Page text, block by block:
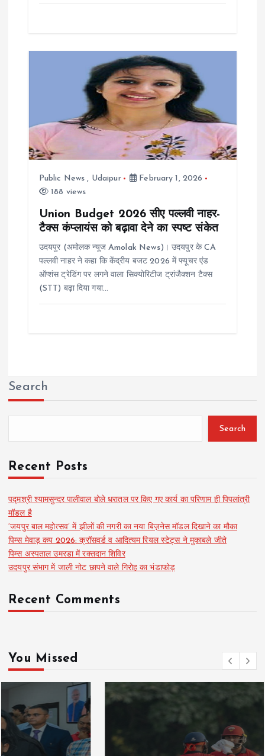
Public News , Udaipur
February 1, 2026
188 views
Union Budget 2026 सीए पल्लवी नाहर-
टैक्स कंप्लायंस को बढ़ावा देने का स्पष्ट संकेत
उदयपुर (अमोलक न्यूज Amolak News)। उदयपुर के CA
पल्लवी नाहर ने कहा कि केंद्रीय बजट 2026 में फ्यूचर एंड
ऑप्शंस ट्रेडिंग पर लगने वाला सिक्योरिटीज ट्रांजैक्शन टैक्स
(STT) बढ़ा दिया गया…
Search
Search
Recent Posts
पद्मश्री श्यामसुन्दर पालीवाल बोले धरातल पर किए गए कार्य का परिणाम ही पिपलांत्री
मॉडल है
‘जयपुर बाल महोत्सव’ में झीलों की नगरी का नया बिज़नेस मॉडल दिखाने का मौका
पिम्स मेवाड़ कप 2026: क्रॉसवर्ड व आदित्यम रियल स्टेट्स ने मुकाबले जीते
पिम्स अस्पताल उमरडा में रक्तदान शिविर
उदयपुर संभाग में जाली नोट छापने वाले गिरोह का भंडाफोड़
Recent Comments
You Missed